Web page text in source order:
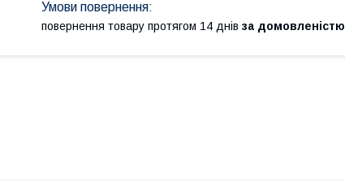
повернення товару протягом 14 днів за домовленістю